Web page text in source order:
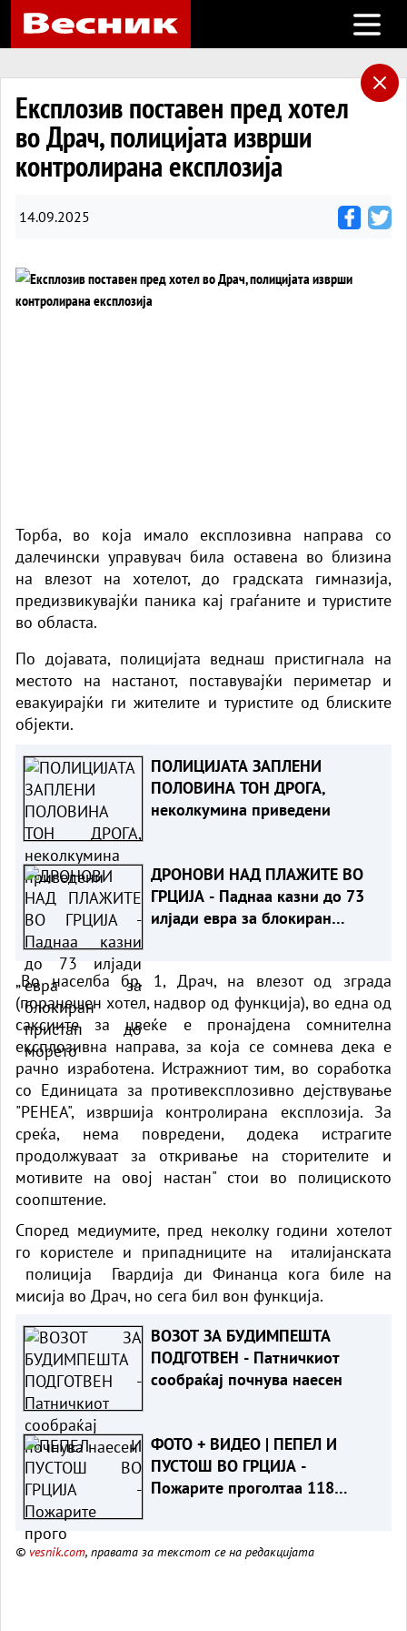
Open
Експлозив поставен пред хотел
во Драч, полицијата изврши
контролирана експлозија
14.09.2025
Торба, во која имало експлозивна направа со
далечински управувач била оставена во близина
на влезот на хотелот, до градската гимназија,
предизвикувајќи паника кај граѓаните и туристите
во областа.
По дојавата, полицијата веднаш пристигнала на
местото на настанот, поставувајќи периметар и
евакуирајќи ги жителите и туристите од блиските
објекти.
ПОЛИЦИЈАТА ЗАПЛЕНИ
ПОЛОВИНА ТОН ДРОГА,
неколкумина приведени
ДРОНОВИ НАД ПЛАЖИТЕ ВО
ГРЦИЈА - Паднаа казни до 73
илјади евра за блокиран
„Во населба бр. 1, Драч, на влезот од зграда
(поранешен хотел, надвор од функција), во една од
саксиите за цвеќе е пронајдена сомнителна
експлозивна направа, за која се сомнева дека е
рачно изработена. Истражниот тим, во соработка
со Единицата за противексплозивно дејствување
"РЕНЕА", извршија контролирана експлозија. За
среќа, нема повредени, додека истрагите
продолжуваат за откривање на сторителите и
мотивите на овој настан" стои во полициското
соопштение.
Според медиумите, пред неколку години хотелот
го користеле и припадниците на италијанската
полиција Гвардија ди Финанца кога биле на
мисија во Драч, но сега бил вон функција.
ВОЗОТ ЗА БУДИМПЕШТА
ПОДГОТВЕН - Патничкиот
сообраќај почнува наесен
ФОТО + ВИДЕО | ПЕПЕЛ И
ПУСТОШ ВО ГРЦИЈА -
Пожарите проголтаа 118
© vesnik.com, правата за текстот се на редакцијата